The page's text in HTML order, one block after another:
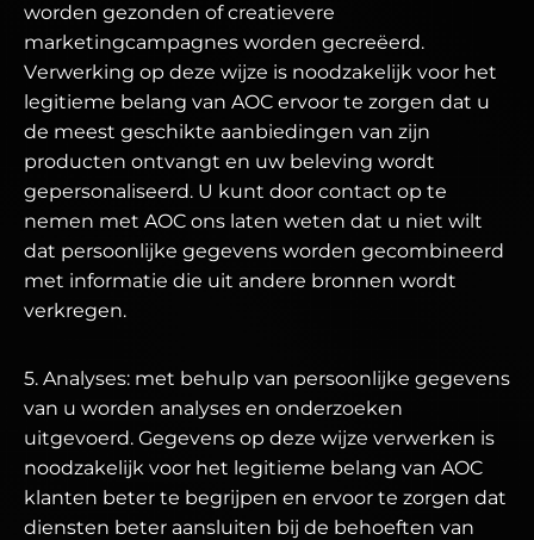
worden gezonden of creatievere
marketingcampagnes worden gecreëerd.
Verwerking op deze wijze is noodzakelijk voor het
legitieme belang van AOC ervoor te zorgen dat u
de meest geschikte aanbiedingen van zijn
producten ontvangt en uw beleving wordt
gepersonaliseerd. U kunt door contact op te
nemen met AOC ons laten weten dat u niet wilt
dat persoonlijke gegevens worden gecombineerd
met informatie die uit andere bronnen wordt
verkregen.
5. Analyses: met behulp van persoonlijke gegevens
van u worden analyses en onderzoeken
uitgevoerd. Gegevens op deze wijze verwerken is
noodzakelijk voor het legitieme belang van AOC
klanten beter te begrijpen en ervoor te zorgen dat
diensten beter aansluiten bij de behoeften van